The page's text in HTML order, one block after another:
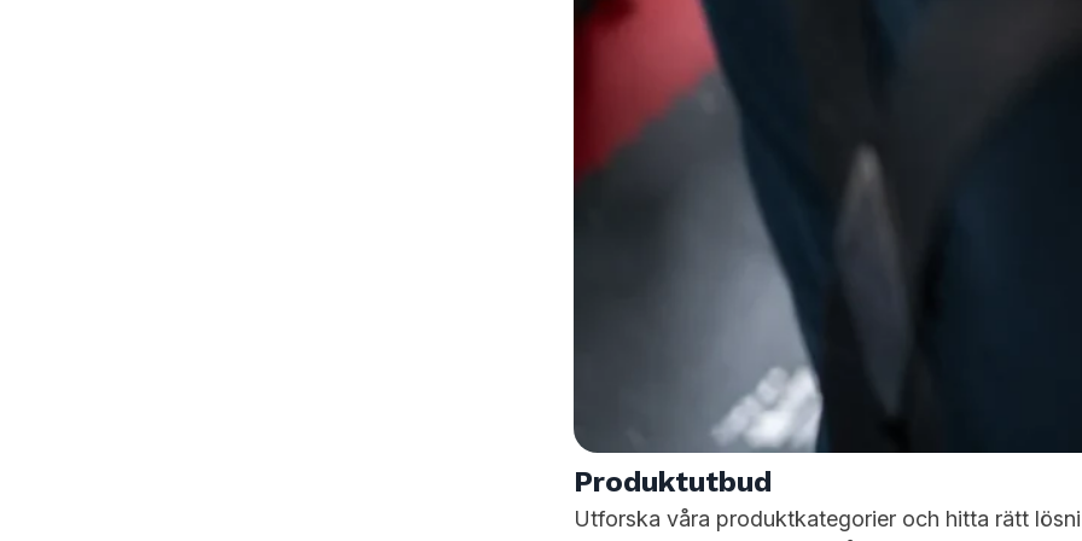
Produktutbud
Utforska våra produktkategorier och hitta rätt
35 mm diameter med hög motståndskraft mot
Ger dig enkelhet och ekonomi i byggandet
enkel montering av kopplingar och tillbehör.
maximal byggfrihet i alla riktningar.
Systemets kopplingar är pressgjuten metall vilket inte deformerar sig
kraftiga påkänningar vilket ger en trygg och lång livslängd
Systemet är utvecklat för företag som vill:
Skapa starka och smarta lösningar för allt inom arbetsstationer och vagnar